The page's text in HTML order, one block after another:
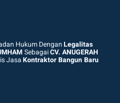
Hukum DenganLegalitas
SebagaiCV. ANUGERAH
JasaKontraktor Bangun Baru